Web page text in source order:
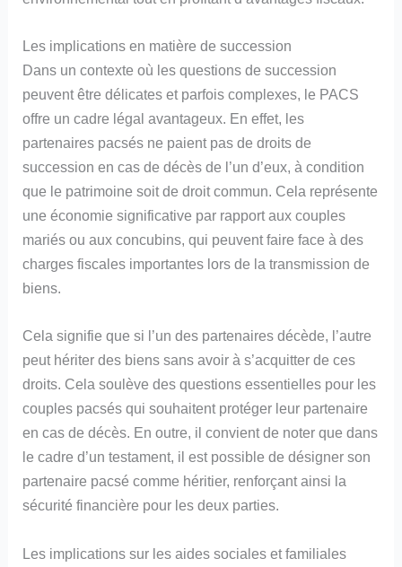
Les implications en matière de succession
Dans un contexte où les questions de succession
peuvent être délicates et parfois complexes, le PACS
offre un cadre légal avantageux. En effet, les
partenaires pacsés ne paient pas de droits de
succession en cas de décès de l’un d’eux, à condition
que le patrimoine soit de droit commun. Cela représente
une économie significative par rapport aux couples
mariés ou aux concubins, qui peuvent faire face à des
charges fiscales importantes lors de la transmission de
biens.
Cela signifie que si l’un des partenaires décède, l’autre
peut hériter des biens sans avoir à s’acquitter de ces
droits. Cela soulève des questions essentielles pour les
couples pacsés qui souhaitent protéger leur partenaire
en cas de décès. En outre, il convient de noter que dans
le cadre d’un testament, il est possible de désigner son
partenaire pacsé comme héritier, renforçant ainsi la
sécurité financière pour les deux parties.
Les implications sur les aides sociales et familiales